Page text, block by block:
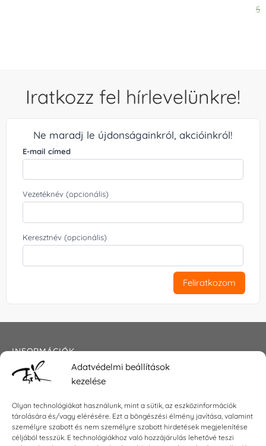
Adatvédelmi beállítások
kezelése
Olyan technológiákat használunk, mint a sütik, az eszközinformációk
tárolására és/vagy elérésére. Ezt a böngészési élmény javítása, valamint
személyre szabott és nem személyre szabott hirdetések megjelenítése
céljából tesszük. E technológiákhoz való hozzájárulás lehetővé teszi
Iratkozz fel hírlevelünkre!
Ne maradj le újdonságainkról, akcióinkról!
E-mail címed
Vezetéknév (opcionális)
Keresztnév (opcionális)
Feliratkozom
INFORMÁCIÓK
Általános szerződési feltételek
Impresszum